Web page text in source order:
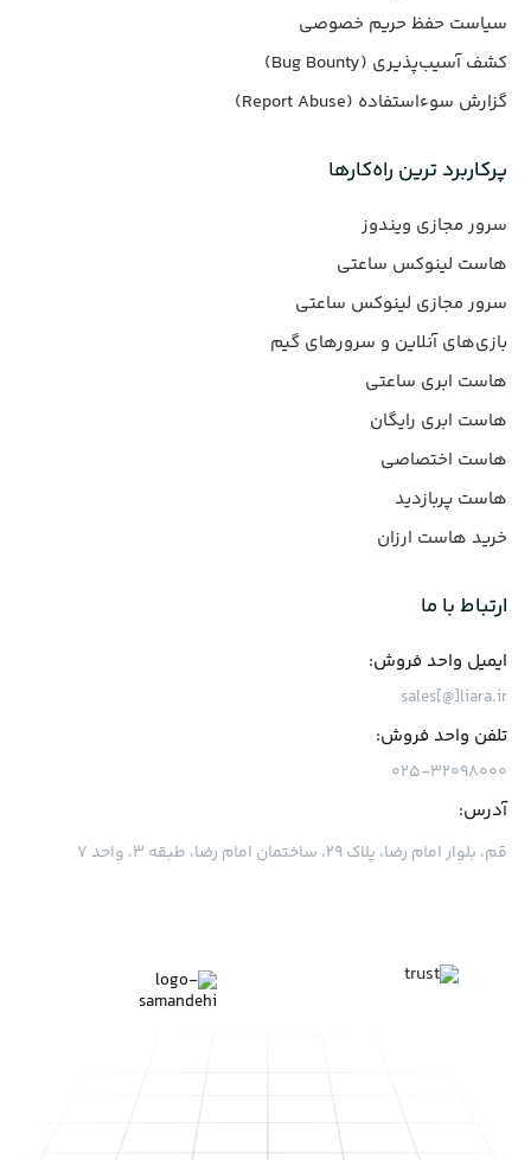
سیاست حفظ حریم خصوصی
کشف آسیب‌پذیری (Bug Bounty)
گزارش سوءاستفاده (Report Abuse)
پرکاربرد ترین راه‌کارها
سرور مجازی ویندوز
هاست لینوکس ساعتی
سرور مجازی لینوکس ساعتی
بازی‌های آنلاین و سرورهای گیم
هاست ابری ساعتی
هاست ابری رایگان
هاست اختصاصی
هاست پربازدید
خرید هاست ارزان
ارتباط با ما
ایمیل واحد فروش:
sales[@]liara.ir
تلفن واحد فروش:
۰۲۵-۳۲۰۹۸۰۰۰
آدرس:
قم، بلوار امام رضا، پلاک ۲۹، ساختمان امام رضا، طبقه ۳، واحد ۷